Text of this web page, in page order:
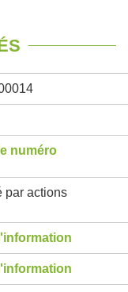
numéro
par actions